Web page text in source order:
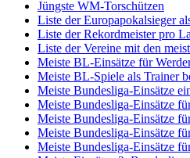
Jüngste WM-Torschützen
Liste der Europapokalsieger
Liste der Rekordmeister pro
Liste der Vereine mit den
Meiste BL-Einsätze für
Meiste BL-Spiele als Trainer
Meiste Bundesliga-Einsätze
Meiste Bundesliga-Einsätze
Meiste Bundesliga-Einsätze
Meiste Bundesliga-Einsätze
Meiste Bundesliga-Einsätze